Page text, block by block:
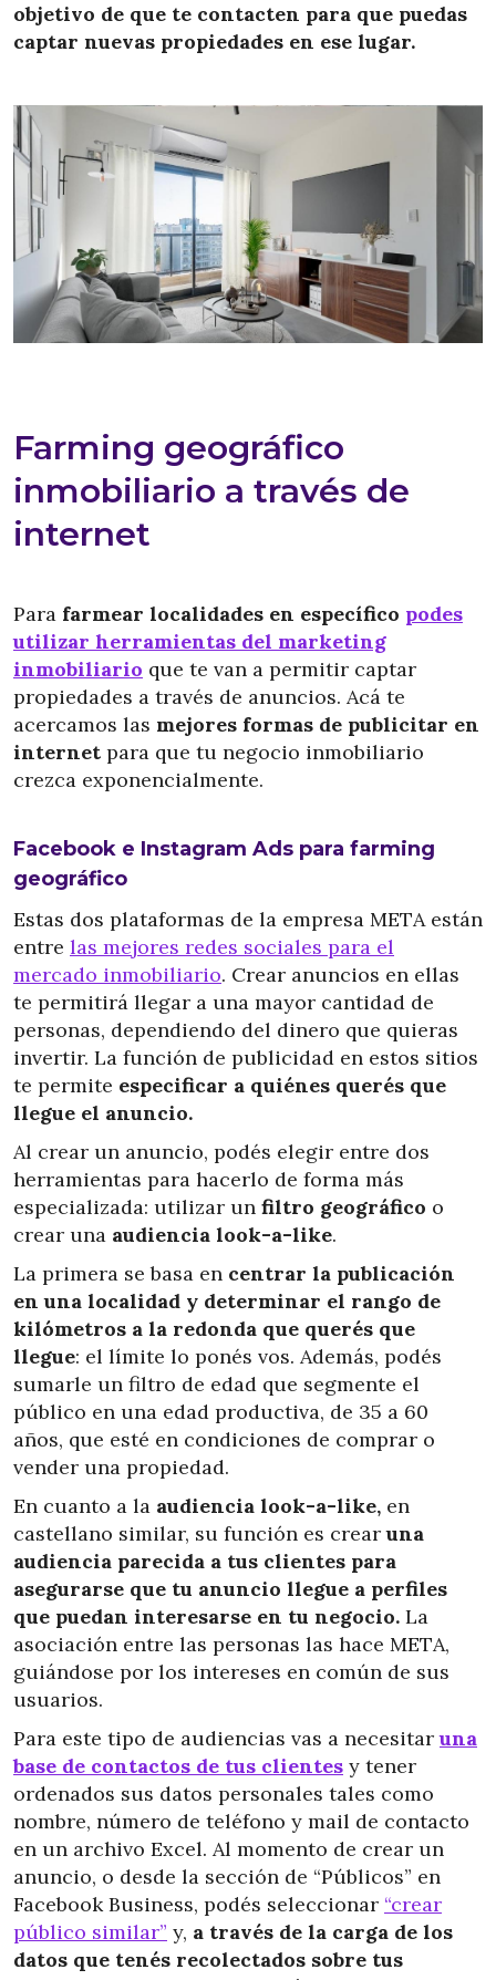
objetivo de que te contacten para que puedas
captar nuevas propiedades en ese lugar.
Farming geográfico
inmobiliario a través de
internet
Para farmear localidades en específico podes
utilizar herramientas del marketing
inmobiliario que te van a permitir captar
propiedades a través de anuncios. Acá te
acercamos las mejores formas de publicitar en
internet para que tu negocio inmobiliario
crezca exponencialmente.
Facebook e Instagram Ads para farming
geográfico
Estas dos plataformas de la empresa META están
entre las mejores redes sociales para el
mercado inmobiliario. Crear anuncios en ellas
te permitirá llegar a una mayor cantidad de
personas, dependiendo del dinero que quieras
invertir. La función de publicidad en estos sitios
te permite especificar a quiénes querés que
llegue el anuncio.
Al crear un anuncio, podés elegir entre dos
herramientas para hacerlo de forma más
especializada: utilizar un filtro geográfico o
crear una audiencia look-a-like.
La primera se basa en centrar la publicación
en una localidad y determinar el rango de
kilómetros a la redonda que querés que
llegue: el límite lo ponés vos. Además, podés
sumarle un filtro de edad que segmente el
público en una edad productiva, de 35 a 60
años, que esté en condiciones de comprar o
vender una propiedad.
En cuanto a la audiencia look-a-like, en
castellano similar, su función es crearuna
audiencia parecida a tus clientes para
asegurarse que tu anuncio llegue a perfiles
que puedan interesarse en tu negocio. La
asociación entre las personas las hace META,
guiándose por los intereses en común de sus
usuarios.
Para este tipo de audiencias vas a necesitaruna
base de contactos de tus clientes y tener
ordenados sus datos personales tales como
nombre, número de teléfono y mail de contacto
en un archivo Excel. Al momento de crear un
anuncio, o desde la sección de “Públicos” en
Facebook Business, podés seleccionar “crear
público similar” y, a través de la carga de los
datos que tenés recolectados sobre tus